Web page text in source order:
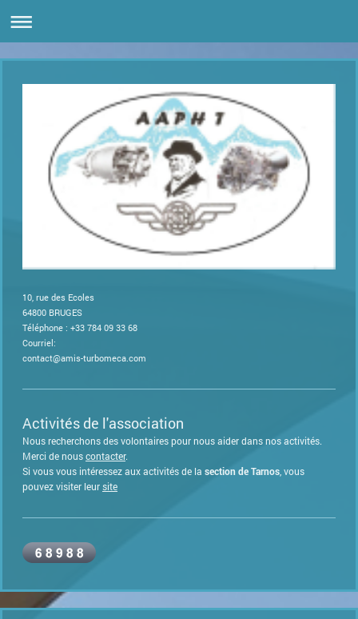
10, rue des Ecoles
64800 BRUGES
Téléphone : +33 784 09 33 68
Courriel:
contact@amis-turbomeca.com
Activités de l'association
Nous recherchons des volontaires pour nous aider dans nos activités.
Merci de nouscontacter.
Si vous vous intéressez aux activités de la section de Tarnos , vous
pouvez visiter leursite